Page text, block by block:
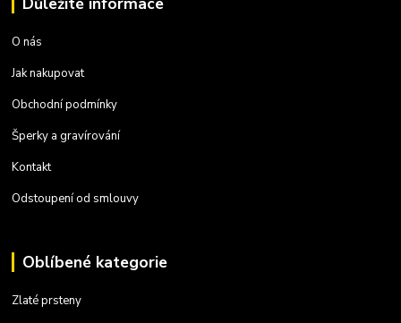
O nás
Jak nakupovat
Obchodní podmínky
Šperky a gravírování
Kontakt
Odstoupení od smlouvy
Oblíbené kategorie
Zlaté prsteny